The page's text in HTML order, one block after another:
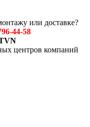
или доставке?
44-58
центров компаний